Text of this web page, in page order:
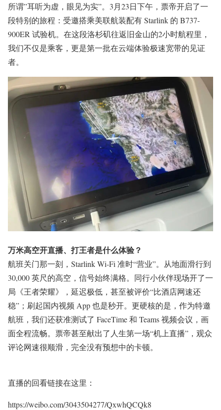
所谓”耳听为虚，眼见为实”。 3月23日下午，票帝开启了一
段特别的旅程：受邀搭乘美联航装配有 Starlink 的 B737-
900ER 试验机。在这段洛杉矶往返旧金山的2小时航程里，
我们不仅是乘客，更是第一批在云端体验极速宽带的见证
者。
万米高空开直播、打王者是什么体验？
航班关门那一刻，Starlink Wi-Fi 准时“营业”。从地面滑行到
30,000 英尺的高空，信号始终满格。同行小伙伴现场开了一
局《王者荣耀》，延迟极低，甚至被评价“比酒店网速还
稳”；刷起国内视频 App 也是秒开。更硬核的是，作为特邀
航班，我们还获准测试了 FaceTime 和 Teams 视频会议，画
面全程流畅。票帝甚至献出了人生第一场“机上直播”，观众
评论网速很顺滑，完全没有预想中的卡顿。
直播的回看链接在这里：
https://weibo.com/3043504277/QxwhQCQk8